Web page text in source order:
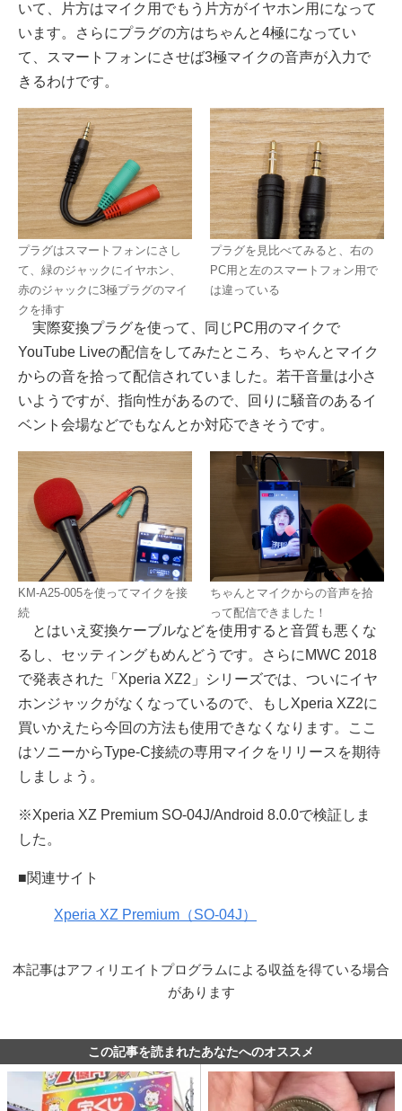
いて、片方はマイク用でもう片方がイヤホン用になって
います。さらにプラグの方はちゃんと4極になってい
て、スマートフォンにさせば3極マイクの音声が入力で
きるわけです。
プラグはスマートフォンにさし
て、緑のジャックにイヤホン、
赤のジャックに3極プラグのマイ
クを挿す
プラグを見比べてみると、右の
PC用と左のスマートフォン用で
は違っている
実際変換プラグを使って、同じPC用のマイクで
YouTube Liveの配信をしてみたところ、ちゃんとマイク
からの音を拾って配信されていました。若干音量は小さ
いようですが、指向性があるので、回りに騒音のあるイ
ベント会場などでもなんとか対応できそうです。
KM-A25-005を使ってマイクを接
続
ちゃんとマイクからの音声を拾
って配信できました！
とはいえ変換ケーブルなどを使用すると音質も悪くな
るし、セッティングもめんどうです。さらにMWC 2018
で発表された「Xperia XZ2」シリーズでは、ついにイヤ
ホンジャックがなくなっているので、もしXperia XZ2に
買いかえたら今回の方法も使用できなくなります。ここ
はソニーからType-C接続の専用マイクをリリースを期待
しましょう。
※Xperia XZ Premium SO-04J/Android 8.0.0で検証しま
した。
■関連サイト
Xperia XZ Premium（SO-04J）
本記事はアフィリエイトプログラムによる収益を得ている場合
があります
この記事を読まれたあなたへのオススメ